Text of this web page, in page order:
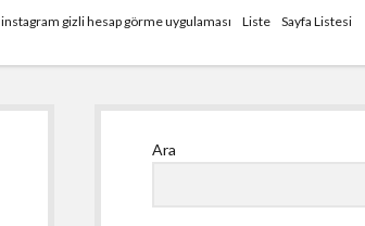
instagram gizli hesap görme uygulaması Liste
Sayfa Listesi
Ara